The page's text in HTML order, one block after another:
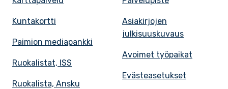
Kuntakortti
Paimion mediapankki
Ruokalistat, ISS
Ruokalista, Ansku
Asiakirjojen
julkisuuskuvaus
Avoimet työpaikat
Evästeasetukset